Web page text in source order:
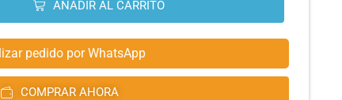
AÑADIR AL CARRITO
pedido por WhatsApp
COMPRAR AHORA